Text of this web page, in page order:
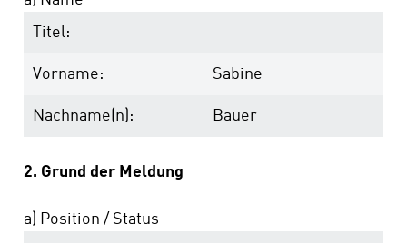
Titel:
Vorname: Sabine
Nachname(n): Bauer
2. Grund der Meldung
a) Position / Status